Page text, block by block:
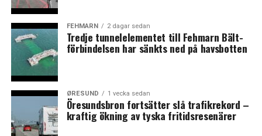
FEHMARN 2 dagar sedan
Tredje tunnelelementet till Fehmarn Bält-
förbindelsen har sänkts ned på havsbotten
ØRESUND 1 vecka sedan
Öresundsbron fortsätter slå trafikrekord –
kraftig ökning av tyska fritidsresenärer